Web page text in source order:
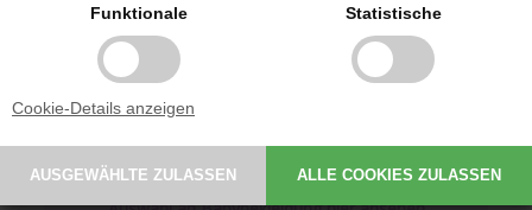
Funktionale Statistische
Cookie-Details anzeigen
Wir führen Babybekleidung der dänischen
Marken Fixoni und Müsli by Green Cotton ab
Wir führen sowohl traditionelle